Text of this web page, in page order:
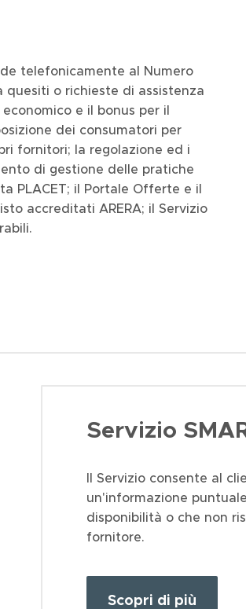
telefonicamente al Numero
quesiti o richieste di assistenza
e il bonus per il
dei consumatori per
fornitori; la regolazione ed i
di gestione delle pratiche
PLACET; il Portale Offerte e il
accreditati ARERA; il Servizio
Servizio
Il Servizio consente al
un'informazione
disponibilità o che non
fornitore.
Scopri di più